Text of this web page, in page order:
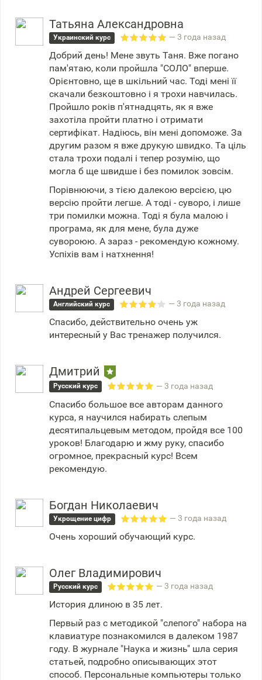
Татьяна Александровна
Украинский курс — 3 года назад
Добрий день! Мене звуть Таня. Вже погано
пам'ятаю, коли пройшла "СОЛО" вперше.
Орієнтовно, ще в шкільний час. Тоді мені її
скачали безкоштовно і я трохи навчилась.
Пройшло років п'ятнадцять, як я вже
захотіла пройти платно і отримати
сертифікат. Надіюсь, він мені допоможе. За
другим разом я вже друкую швидко. Та ціль
стала трохи подалі і тепер розумію, що
могла б ще швидше і без помилок зовсім.
Порівнюючи, з тією далекою версією, цю
версію пройти легше. А тоді - суворо, і лише
три помилки можна. Тоді я була малою і
програма, як для мене, була дуже
сувороюю. А зараз - рекомендую кожному.
Успіхів вам і натхнення!
Андрей Сергеевич
Английский курс — 3 года назад
Спасибо, действительно очень уж
интересный у Вас тренажер получился.
Дмитрий
Русский курс — 3 года назад
Спасибо большое все авторам данного
курса, я научился набирать слепым
десятипальцевым методом, пройдя все 100
уроков! Благодарю и жму руку, спасибо
огромное, прекрасный курс! Всем
рекомендую.
Богдан Николаевич
Укрощение цифр — 3 года назад
Очень хороший обучающий курс.
Олег Владимирович
Русский курс — 3 года назад
История длиною в 35 лет.
Первый раз с методикой "слепого" набора на
клавиатуре познакомился в далеком 1987
году. В журнале "Наука и жизнь" шла серия
статьей, подробно описывающих этот
способ. Персональные компьютеры только